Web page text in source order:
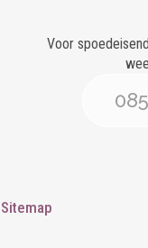
Voor
Sitemap